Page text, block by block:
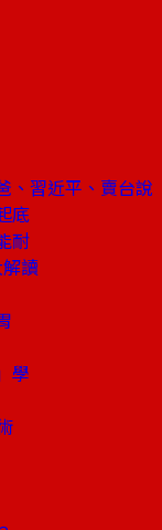
、習近平、賣台說
底
耐
讀
學